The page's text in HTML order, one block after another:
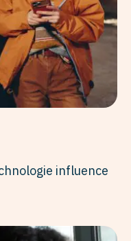
influence